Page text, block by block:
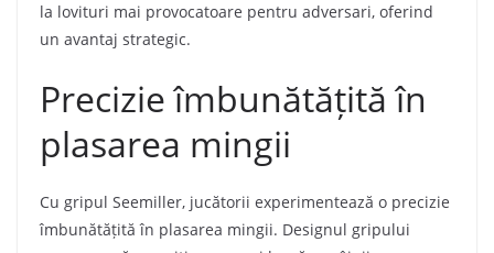
la lovituri mai provocatoare pentru adversari, oferind
un avantaj strategic.
Precizie îmbunătățită în
plasarea mingii
Cu gripul Seemiller, jucătorii experimentează o precizie
îmbunătățită în plasarea mingii. Designul gripului